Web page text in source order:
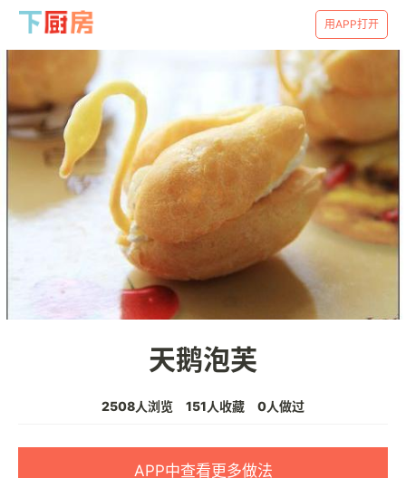
用APP打开
天鹅泡芙
2508人浏览 151人收藏 0人做过
APP中查看更多做法